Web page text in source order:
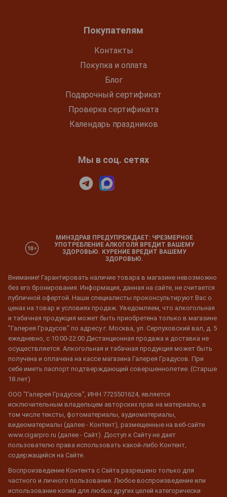
Покупателям
Контакты
Покупка и оплата
Блог
Подарочный сертификат
Проверка сертификата
Календарь праздников
Мы в соц. сетях
МИНЗДРАВ ПРЕДУПРЕЖДАЕТ: ЧРЕЗМЕРНОЕ
УПОТРЕБЛЕНИЕ АЛКОГОЛЯ ВРЕДИТ ВАШЕМУ
ЗДОРОВЬЮ. КУРЕНИЕ ВРЕДИТ ВАШЕМУ
ЗДОРОВЬЮ.
Внимание! Гарантировать наличие товара в магазине невозможно
без его бронирования. Информация, данная на сайте, не считается
публичной офертой. Наши специалисты проконсультируют Вас о
ценах на товар и условиях продаж. Уведомляем, что алкогольная
и табачная продукция может быть приобретена только в магазине
"Галерея Градусов" по адресу г. Москва, ул. Серпуховский вал, д. 5
ежедневно, с 10:00-22:00 Дистанционная продажа и доставка не
осуществляется. Алкогольная и табачная продукция может быть
получена и оплачена на кассе магазина Галерея Градусов. При
себе иметь паспорт подтверждающий совершеннолетие. (Старше
18 лет)
ООО "Галерея Градусов", ИНН 7725501624, является
исключительным владельцем авторских прав на материалы, в
том числе тексты, фотоматериалы, аудиоматериалы,
видеоматериалы (далее - Контент), размещенные на веб-сайте
www.cigarpro.ru (далее - Сайт). Доступ к Сайту не дает
пользователю права использовать какой-либо Контент,
содержащийся на Сайте.
Воспроизведение Контента с Сайта разрешено только для
частного и личного пользования. Любое воспроизведение или
использование копий для любых других целей категорически